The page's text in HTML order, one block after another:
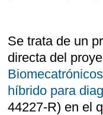
Se trata de un
directa del
híbrido para
44227-R) en el